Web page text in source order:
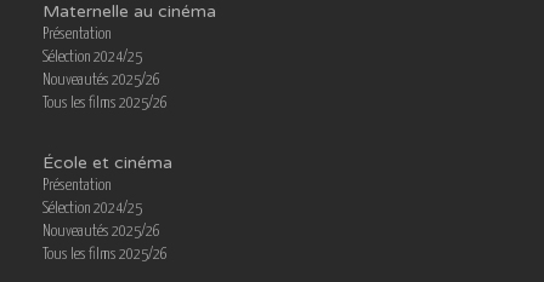
Maternelle au cinéma
Présentation
Sélection 2024/25
Nouveautés 2025/26
Tous les films 2025/26
École et cinéma
Présentation
Sélection 2024/25
Nouveautés 2025/26
Tous les films 2025/26